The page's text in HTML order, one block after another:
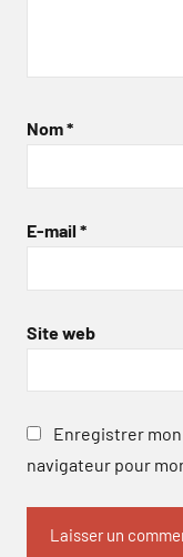
Nom*
E-mail *
Site web
Enregistrer
navigateur pour